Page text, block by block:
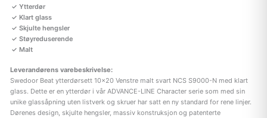
Ytterdør
Klart glass
Skjulte hengsler
Støyreduserende
Malt
Leverandørens varebeskrivelse:
Swedoor Beat ytterdørsett 10×20 Venstre malt svart NCS S9000-N med klart
glass. Dette er en ytterdør i vår ADVANCE-LINE Character serie som med sin
unike glassåpning uten listverk og skruer har satt en ny standard for rene linjer.
Dørenes design, skjulte hengsler, massiv konstruksjon og patenterte